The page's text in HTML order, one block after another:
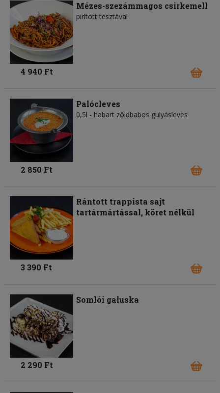
Mézes-szezámmagos csirkemell
pirított tésztával
4 940 Ft
Palócleves
0,5l - habart zöldbabos gulyásleves
2 850 Ft
Rántott trappista sajt
tartármártással, köret nélkül
3 390 Ft
Somlói galuska
2 290 Ft